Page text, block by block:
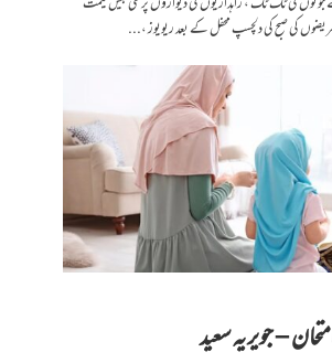
کی صبح کی دلچسپ محفل کے بعد ریویوز ،...
– جویریہ سعید